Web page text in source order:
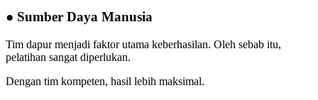
● Sumber Daya Manusia
Tim dapur menjadi faktor utama keberhasilan. Oleh sebab itu,
pelatihan sangat diperlukan.
Dengan tim kompeten, hasil lebih maksimal.